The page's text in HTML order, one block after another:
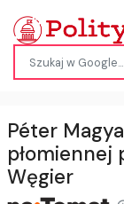
Péter
płomiennej
Węgier